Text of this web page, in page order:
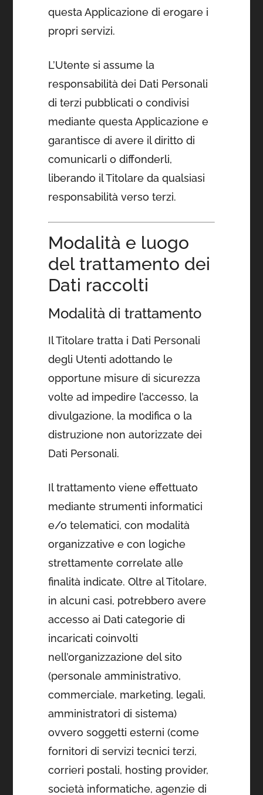
questa Applicazione di erogare i
propri servizi.
L’Utente si assume la
responsabilità dei Dati Personali
di terzi pubblicati o condivisi
mediante questa Applicazione e
garantisce di avere il diritto di
comunicarli o diffonderli,
liberando il Titolare da qualsiasi
responsabilità verso terzi.
Modalità e luogo
del trattamento dei
Dati raccolti
Modalità di trattamento
Il Titolare tratta i Dati Personali
degli Utenti adottando le
opportune misure di sicurezza
volte ad impedire l’accesso, la
divulgazione, la modifica o la
distruzione non autorizzate dei
Dati Personali.
Il trattamento viene effettuato
mediante strumenti informatici
e/o telematici, con modalità
organizzative e con logiche
strettamente correlate alle
finalità indicate. Oltre al Titolare,
in alcuni casi, potrebbero avere
accesso ai Dati categorie di
incaricati coinvolti
nell’organizzazione del sito
(personale amministrativo,
commerciale, marketing, legali,
amministratori di sistema)
ovvero soggetti esterni (come
fornitori di servizi tecnici terzi,
corrieri postali, hosting provider,
società informatiche, agenzie di